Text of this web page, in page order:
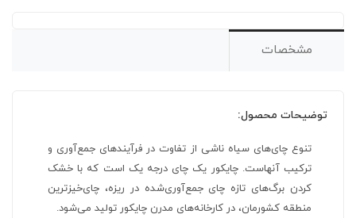
مشخصات
توضیحات محصول:
تنوع چای‌های سیاه ناشی از تفاوت در فرآیندهای جمع‌آوری و
ترکیب آنهاست. چایکور یک چای درجه یک است که با خشک
کردن برگ‌های تازه چای جمع‌آوری‌شده در ریزه، چای‌خیزترین
منطقه کشورمان، در کارخانه‌های مدرن چایکور تولید می‌شود.